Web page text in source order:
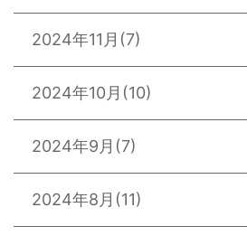
2024年11月 (7)
2024年10月 (10)
2024年9月 (7)
2024年8月 (11)